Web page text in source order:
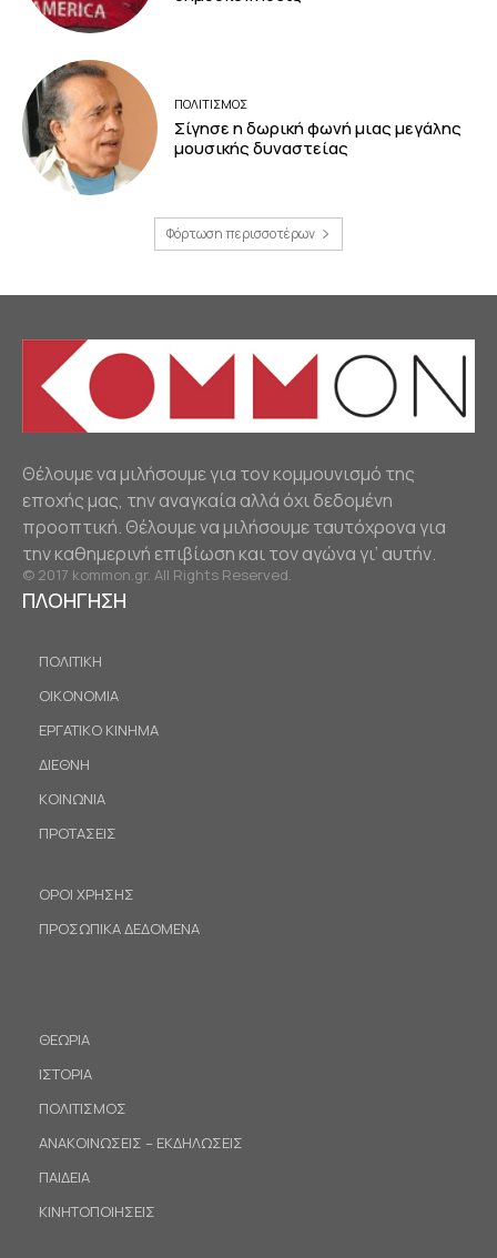
ΠΟΛΙΤΙΣΜΟΣ
Σίγησε η δωρική φωνή μιας μεγάλης
μουσικής δυναστείας
Φόρτωση περισσοτέρων
Θέλουμε να μιλήσουμε για τον κομμουνισμό της
εποχής μας, την αναγκαία αλλά όχι δεδομένη
προοπτική. Θέλουμε να μιλήσουμε ταυτόχρονα για
την καθημερινή επιβίωση και τον αγώνα γι’ αυτήν.
© 2017 kommon.gr. All Rights Reserved.
ΠΛΟΗΓΗΣΗ
ΠΟΛΙΤΙΚΗ
ΟΙΚΟΝΟΜΙΑ
ΕΡΓΑΤΙΚΟ ΚΙΝΗΜΑ
ΔΙΕΘΝΗ
ΚΟΙΝΩΝΙΑ
ΠΡΟΤΑΣΕΙΣ
ΟΡΟΙ ΧΡΗΣΗΣ
ΠΡΟΣΩΠΙΚΑ ΔΕΔΟΜΕΝΑ
ΘΕΩΡΙΑ
ΙΣΤΟΡΙΑ
ΠΟΛΙΤΙΣΜΟΣ
ΑΝΑΚΟΙΝΩΣΕΙΣ – ΕΚΔΗΛΩΣΕΙΣ
ΠΑΙΔΕΙΑ
ΚΙΝΗΤΟΠΟΙΗΣΕΙΣ